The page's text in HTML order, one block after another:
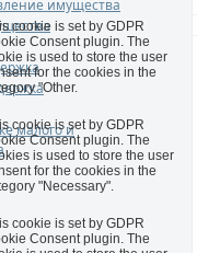
имущества
малого и
cookie is set by GDPR
Consent plugin. The
is used to store the user
for the cookies in the
"Other.
cookie is set by GDPR
Consent plugin. The
is used to store the user
for the cookies in the
"Necessary".
cookie is set by GDPR
Consent plugin. The